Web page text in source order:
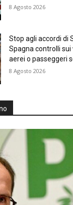
8 Agosto 2026
Stop agli accordi di
Spagna controlli sui
aerei o passeggeri
8 Agosto 2026